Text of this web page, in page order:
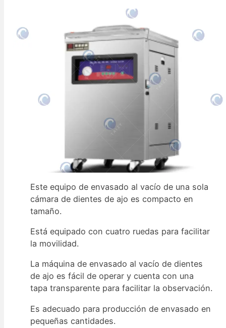
Este equipo de envasado al vacío de una sola
cámara de dientes de ajo es compacto en
tamaño.
Está equipado con cuatro ruedas para facilitar
la movilidad.
La máquina de envasado al vacío de dientes
de ajo es fácil de operar y cuenta con una
tapa transparente para facilitar la observación.
Es adecuado para producción de envasado en
pequeñas cantidades.